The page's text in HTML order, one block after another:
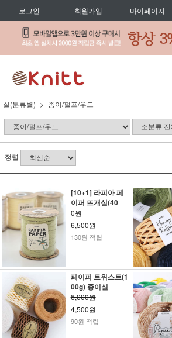
로그인 회원가입 마이페이지
실(분류별) 종이/펄프/우드
정렬
[10+1] 라피아 페
이퍼 뜨개실(40
0원
6,500원
130원 적립
페이퍼 트위스트(1
00g) 종이실
6,000원
4,500원
90원 적립